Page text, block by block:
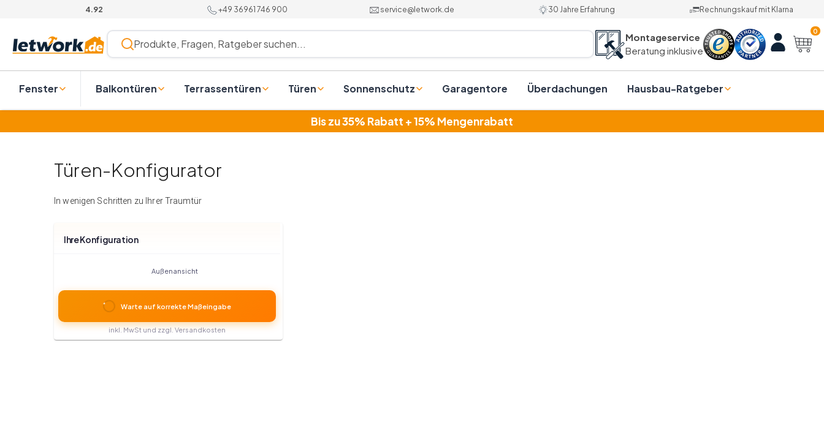
4.92 +49 36961 746 900 service@letwork.de 30 Jahre Erfahrung Rechnungskauf mit Klarna
Produkte, Fragen, Ratgeber suchen...
Montageservice
Beratung inklusive
0
Fenster Balkontüren Terrassentüren Türen Sonnenschutz Garagentore Überdachungen Hausbau-Ratgeber
Bis zu 35% Rabatt + 15% Mengenrabatt
Türen-Konfigurator
In wenigen Schritten zu Ihrer Traumtür
Ihre Konfiguration
Außenansicht
Warte auf korrekte Maßeingabe
inkl. MwSt und zzgl. Versandkosten